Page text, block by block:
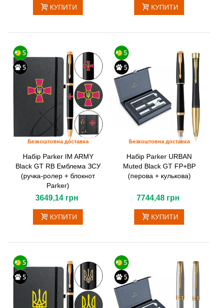
КУПИТИ КУПИТИ
Набір Parker IM ARMY
Black GT RB Емблема ЗСУ
(ручка-ролер + блокнот
Parker)
Безкоштовна доставка
3649,14 грн
КУПИТИ
Набір Parker URBAN
Muted Black GT FP+BP
(перова + кулькова)
Безкоштовна доставка
7744,48 грн
КУПИТИ